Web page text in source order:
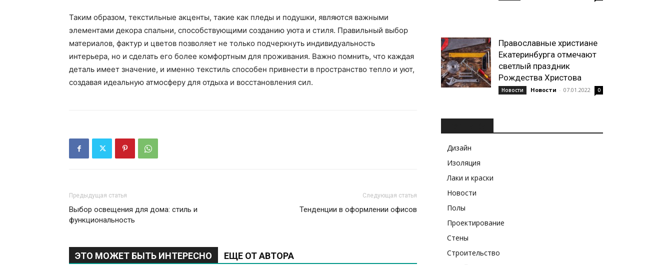
Таким образом, текстильные акценты, такие как пледы и подушки, являются важными
элементами декора спальни, способствующими созданию уюта и стиля. Правильный выбор
материалов, фактур и цветов позволяет не только подчеркнуть индивидуальность
интерьера, но и сделать его более комфортным для проживания. Важно помнить, что каждая
деталь имеет значение, и именно текстиль способен привнести в пространство тепло и уют,
создавая идеальную атмосферу для отдыха и восстановления сил.
Предыдущая статья
Выбор освещения для дома: стиль и
функциональность
Следующая статья
Тенденции в оформлении офисов
ЭТО МОЖЕТ БЫТЬ ИНТЕРЕСНО ЕЩЕ ОТ АВТОРА
Православные христиане
Екатеринбурга отмечают
светлый праздник
Рождества Христова
Новости Новости - 07.01.2022 0
Дизайн
Изоляция
Лаки и краски
Новости
Полы
Проектирование
Стены
Строительство